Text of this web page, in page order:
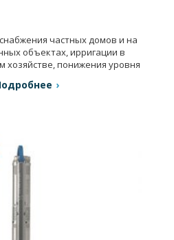
частных домов и на
объектах, ирригации в
хозяйстве, понижения уровня